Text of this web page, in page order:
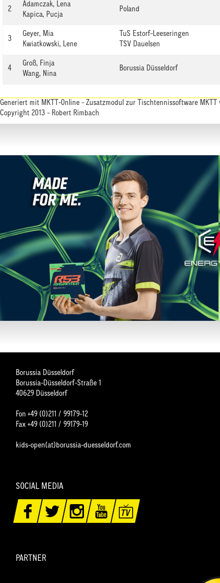
2
Adamczak, Lena
Kapica, Pucja
Poland
3
Geyer, Mia
Kwiatkowski, Lene
TuS Estorf-Leeseringen
TSV Dauelsen
4
Groß, Finja
Wang, Nina
Borussia Düsseldorf
Generiert mit MKTT-Online - Zusatzmodul zur Tischtennissoftware MKTT
Copyright 2013 - Robert Rimbach
Borussia Düsseldorf
Borussia-Düsseldorf-Straße 1
40629 Düsseldorf
Fon +49 (0)211 / 99179-12
Fax +49 (0)211 / 99179-19
kids-open(at)borussia-duesseldorf.com
SOCIAL MEDIA
PARTNER